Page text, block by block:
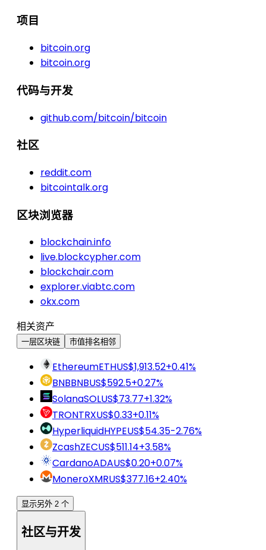
项目
bitcoin.org
bitcoin.org
代码与开发
github.com/bitcoin/bitcoin
社区
reddit.com
bitcointalk.org
区块浏览器
blockchain.info
live.blockcypher.com
blockchair.com
explorer.viabtc.com
okx.com
相关资产
一层区块链 市值排名相邻
EthereumETHUS$1,913.52+0.41%
BNBBNBUS$592.5+0.27%
SolanaSOLUS$73.77+1.32%
TRONTRXUS$0.33+0.11%
HyperliquidHYPEUS$54.35-2.76%
ZcashZECUS$511.14+3.58%
CardanoADAUS$0.20+0.07%
MoneroXMRUS$377.16+2.40%
显示另外 2 个
社区与开发